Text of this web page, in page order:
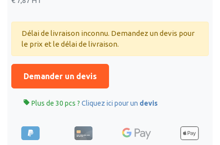
Délai de livraison inconnu. Demandez un devis pour
le prix et le délai de livraison.
Demander un devis
 Plus de 30 pcs ? Cliquez ici pour un devis